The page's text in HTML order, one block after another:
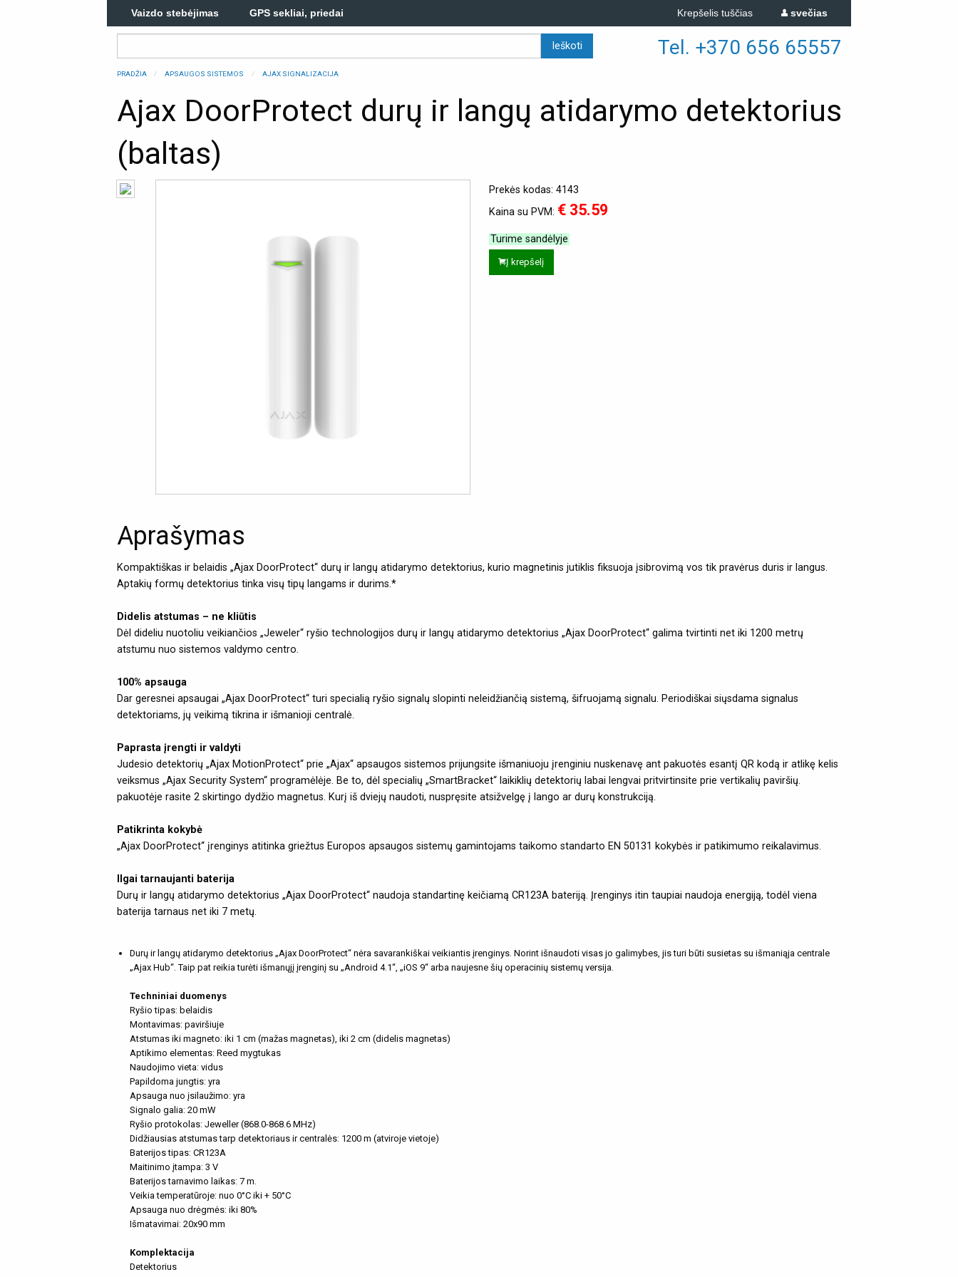
Vaizdo stebėjimas GPS sekliai, priedai svečias
Krepšelis tuščias
Tel. +370 656 65557
PRADŽIA APSAUGOS SISTEMOS AJAX SIGNALIZACIJA
Ajax DoorProtect durų ir langų atidarymo detektorius
(baltas)
Prekės kodas: 4143
Kaina su PVM: € 35.59
Turime sandėlyje
Į krepšelį
Aprašymas
Kompaktiškas ir belaidis „Ajax DoorProtect“ durų ir langų atidarymo detektorius, kurio magnetinis jutiklis fiksuoja įsibrovimą vos tik pravėrus duris ir langus.
Aptakių formų detektorius tinka visų tipų langams ir durims.*
Didelis atstumas – ne kliūtis
Dėl dideliu nuotoliu veikiančios „Jeweler“ ryšio technologijos durų ir langų atidarymo detektorius „Ajax DoorProtect“ galima tvirtinti net iki 1200 metrų
atstumu nuo sistemos valdymo centro.
100% apsauga
Dar geresnei apsaugai „Ajax DoorProtect“ turi specialią ryšio signalų slopinti neleidžiančią sistemą, šifruojamą signalu. Periodiškai siųsdama signalus
detektoriams, jų veikimą tikrina ir išmanioji centralė.
Paprasta įrengti ir valdyti
Judesio detektorių „Ajax MotionProtect“ prie „Ajax“ apsaugos sistemos prijungsite išmaniuoju įrenginiu nuskenavę ant pakuotės esantį QR kodą ir atlikę kelis
veiksmus „Ajax Security System“ programėlėje. Be to, dėl specialių „SmartBracket“ laikiklių detektorių labai lengvai pritvirtinsite prie vertikalių paviršių.
pakuotėje rasite 2 skirtingo dydžio magnetus. Kurį iš dviejų naudoti, nuspręsite atsižvelgę į lango ar durų konstrukciją.
Patikrinta kokybė
„Ajax DoorProtect“ įrenginys atitinka griežtus Europos apsaugos sistemų gamintojams taikomo standarto EN 50131 kokybės ir patikimumo reikalavimus.
Ilgai tarnaujanti baterija
Durų ir langų atidarymo detektorius „Ajax DoorProtect“ naudoja standartinę keičiamą CR123A bateriją. Įrenginys itin taupiai naudoja energiją, todėl viena
baterija tarnaus net iki 7 metų.
Durų ir langų atidarymo detektorius „Ajax DoorProtect“ nėra savarankiškai veikiantis įrenginys. Norint išnaudoti visas jo galimybes, jis turi būti susietas su išmaniąja centrale
„Ajax Hub“. Taip pat reikia turėti išmanųjį įrenginį su „Android 4.1“, „iOS 9“ arba naujesne šių operacinių sistemų versija.
Techniniai duomenys
Ryšio tipas: belaidis
Montavimas: paviršiuje
Atstumas iki magneto: iki 1 cm (mažas magnetas), iki 2 cm (didelis magnetas)
Aptikimo elementas: Reed mygtukas
Naudojimo vieta: vidus
Papildoma jungtis: yra
Apsauga nuo įsilaužimo: yra
Signalo galia: 20 mW
Ryšio protokolas: Jeweller (868.0-868.6 MHz)
Didžiausias atstumas tarp detektoriaus ir centralės: 1200 m (atviroje vietoje)
Baterijos tipas: CR123A
Maitinimo įtampa: 3 V
Baterijos tarnavimo laikas: 7 m.
Veikia temperatūroje: nuo 0°C iki + 50°C
Apsauga nuo drėgmės: iki 80%
Išmatavimai: 20x90 mm
Komplektacija
Detektorius